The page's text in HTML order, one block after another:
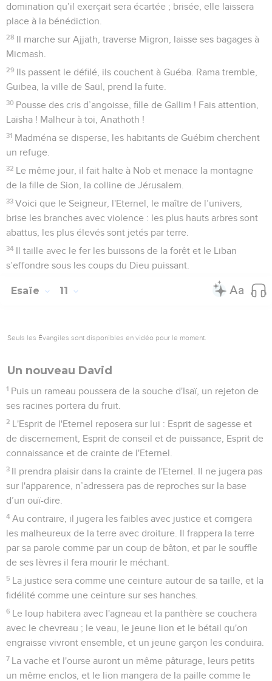
domination qu’il exerçait sera écartée ; brisée, elle laissera
place à la bénédiction.
28 Il marche sur Ajjath, traverse Migron, laisse ses bagages à
Micmash.
29 Ils passent le défilé, ils couchent à Guéba. Rama tremble,
Guibea, la ville de Saül, prend la fuite.
30 Pousse des cris d’angoisse, fille de Gallim ! Fais attention,
Laïsha ! Malheur à toi, Anathoth !
31 Madména se disperse, les habitants de Guébim cherchent
un refuge.
32 Le même jour, il fait halte à Nob et menace la montagne
de la fille de Sion, la colline de Jérusalem.
33 Voici que le Seigneur, l'Eternel, le maître de l’univers,
brise les branches avec violence : les plus hauts arbres sont
abattus, les plus élevés sont jetés par terre.
34 Il taille avec le fer les buissons de la forêt et le Liban
s’effondre sous les coups du Dieu puissant.
Esaïe 11
Seuls les Évangiles sont disponibles en vidéo pour le moment.
Un nouveau David
1 Puis un rameau poussera de la souche d'Isaï, un rejeton de
ses racines portera du fruit.
2 L'Esprit de l'Eternel reposera sur lui : Esprit de sagesse et
de discernement, Esprit de conseil et de puissance, Esprit de
connaissance et de crainte de l'Eternel.
3 Il prendra plaisir dans la crainte de l'Eternel. Il ne jugera pas
sur l'apparence, n’adressera pas de reproches sur la base
d’un ouï-dire.
4 Au contraire, il jugera les faibles avec justice et corrigera
les malheureux de la terre avec droiture. Il frappera la terre
par sa parole comme par un coup de bâton, et par le souffle
de ses lèvres il fera mourir le méchant.
5 La justice sera comme une ceinture autour de sa taille, et la
fidélité comme une ceinture sur ses hanches.
6 Le loup habitera avec l'agneau et la panthère se couchera
avec le chevreau ; le veau, le jeune lion et le bétail qu'on
engraisse vivront ensemble, et un jeune garçon les conduira.
7 La vache et l'ourse auront un même pâturage, leurs petits
un même enclos, et le lion mangera de la paille comme le